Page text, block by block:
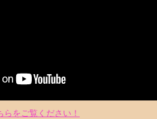
をご覧ください！